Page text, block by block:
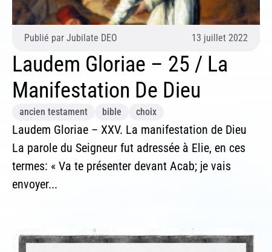
Publié par Jubilate DEO 13 juillet 2022
Laudem Gloriae – 25 / La
Manifestation De Dieu
ancien testament bible choix
Laudem Gloriae – XXV. La manifestation de Dieu
La parole du Seigneur fut adressée à Elie, en ces
termes: « Va te présenter devant Acab; je vais
envoyer...